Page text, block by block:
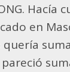
Hacía
en
pareció